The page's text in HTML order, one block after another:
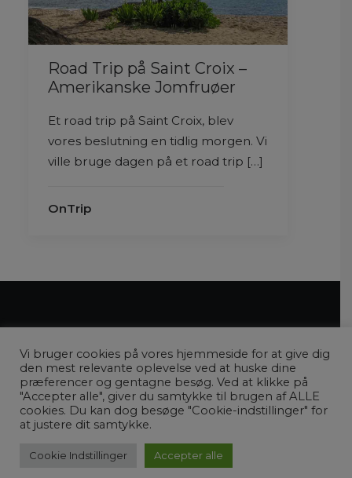
Road Trip på Saint Croix –
Amerikanske Jomfruøer
Et road trip på Saint Croix, blev
vores beslutning en tidlig morgen. Vi
ville bruge dagen på et road trip […]
OnTrip
COPYRIGHT © 2022 ENVERDENAFREJSER.DK |PRIVATLIVSPOLITIK
Vi bruger cookies på vores hjemmeside for at give dig
den mest relevante oplevelse ved at huske dine
præferencer og gentagne besøg. Ved at klikke på
"Accepter alle", giver du samtykke til brugen af ​​ALLE
cookies. Du kan dog besøge "Cookie-indstillinger" for
at justere dit samtykke.
Cookie Indstillinger Accepter alle